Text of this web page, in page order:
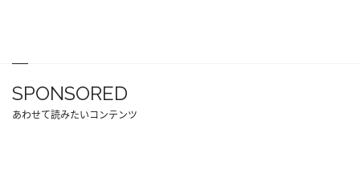
SPONSORED
あわせて読みたいコンテンツ